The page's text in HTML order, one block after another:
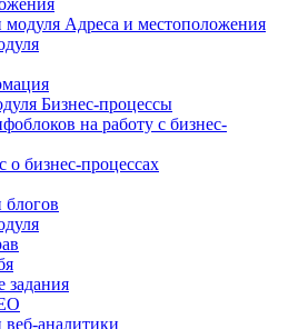
Адреса и местоположения
Бизнес-процессы
на работу с бизнес-
о бизнес-процессах
задания
аналитики